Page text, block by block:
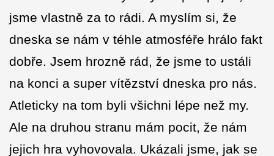
jsme vlastně za to rádi. A myslím si, že
dneska se nám v téhle atmosféře hrálo fakt
dobře. Jsem hrozně rád, že jsme to ustáli
na konci a super vítězství dneska pro nás.
Atleticky na tom byli všichni lépe než my.
Ale na druhou stranu mám pocit, že nám
jejich hra vyhovovala. Ukázali jsme, jak se